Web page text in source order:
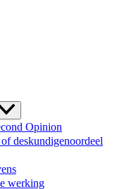
Opinion
deskundigenoordeel
werking